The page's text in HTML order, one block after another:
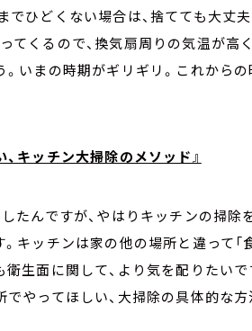
ひどくない場合は、捨てても大丈
てくるので、換気扇周りの気温が高
いまの時期がギリギリ。これから
キッチン大掃除のメソッド』
たんですが、やはりキッチンの掃除
キッチンは家の他の場所と違って「
生面に関して、より気を配りたい
やってほしい、大掃除の具体的な方